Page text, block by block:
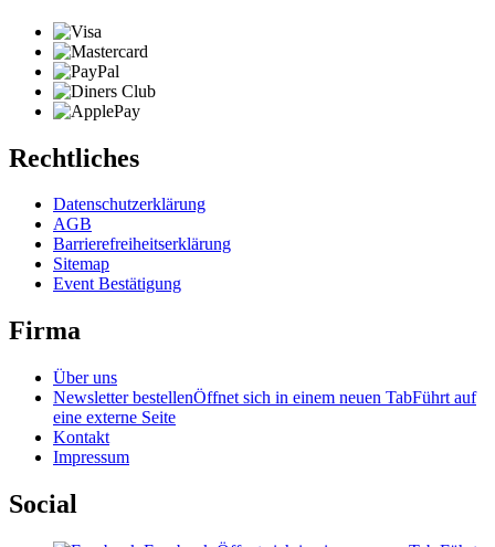
Rechtliches
Datenschutzerklärung
AGB
Barrierefreiheitserklärung
Sitemap
Event Bestätigung
Firma
Über uns
Newsletter bestellenÖffnet sich in einem neuen TabFührt auf
eine externe Seite
Kontakt
Impressum
Social